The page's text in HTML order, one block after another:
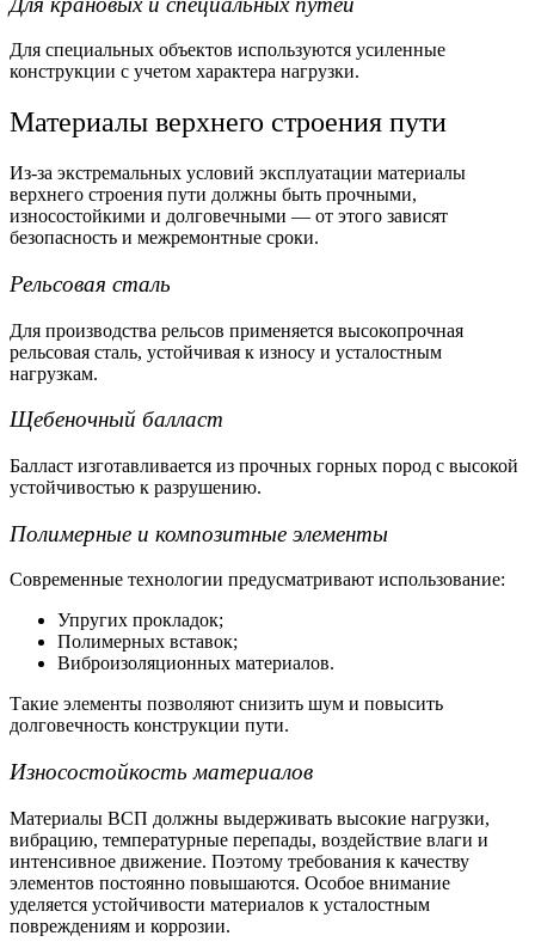
Для специальных объектов используются усиленные
конструкции с учетом характера нагрузки.
Материалы верхнего строения пути
Из-за экстремальных условий эксплуатации материалы
верхнего строения пути должны быть прочными,
износостойкими и долговечными — от этого зависят
безопасность и межремонтные сроки.
Рельсовая сталь
Для производства рельсов применяется высокопрочная
рельсовая сталь, устойчивая к износу и усталостным
нагрузкам.
Щебеночный балласт
Балласт изготавливается из прочных горных пород с высокой
устойчивостью к разрушению.
Полимерные и композитные элементы
Современные технологии предусматривают использование:
Упругих прокладок;
Полимерных вставок;
Виброизоляционных материалов.
Такие элементы позволяют снизить шум и повысить
долговечность конструкции пути.
Износостойкость материалов
Материалы ВСП должны выдерживать высокие нагрузки,
вибрацию, температурные перепады, воздействие влаги и
интенсивное движение. Поэтому требования к качеству
элементов постоянно повышаются. Особое внимание
уделяется устойчивости материалов к усталостным
повреждениям и коррозии.